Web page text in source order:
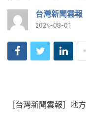
台灣新聞雲報
2024-08-01
［台灣新聞雲報］地